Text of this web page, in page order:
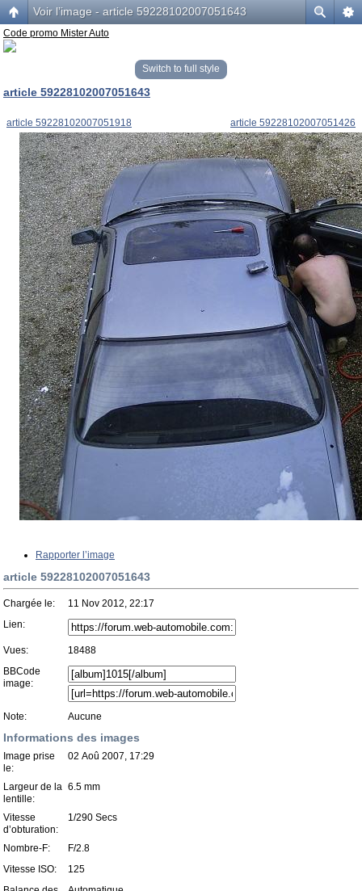
Voir l’image - article 59228102007051643
Code promo Mister Auto
Switch to full style
article 59228102007051643
article 59228102007051918 article 59228102007051426
Rapporter l’image
article 59228102007051643
Chargée le:
11 Nov 2012, 22:17
Lien:
Vues:
18488
BBCode
image:
Note: Aucune
Informations des images
Image prise
le:
02 Aoû 2007, 17:29
Largeur de la
lentille:
6.5 mm
Vitesse
d’obturation:
1/290 Secs
Nombre-F:
F/2.8
Vitesse ISO:
125